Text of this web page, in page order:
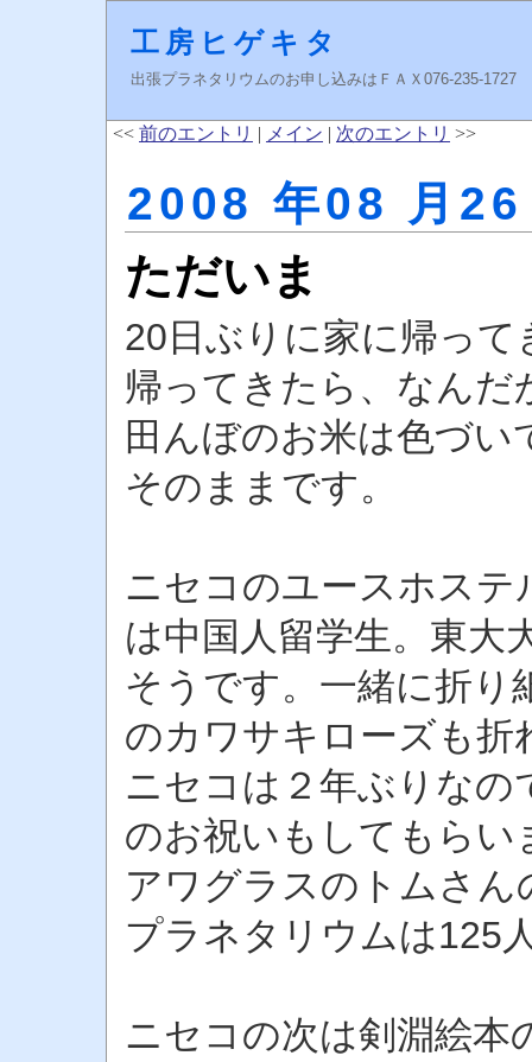
工房ヒゲキタ
出張プラネタリウムのお申し込みはＦＡＸ076-235-
<< 前のエントリ | メイン | 次のエントリ >>
2008 年08 月
ただいま
20日ぶりに家に帰って
帰ってきたら、なんだ
田んぼのお米は色づ
そのままです。
ニセコのユースホス
は中国人留学生。東大
そうです。一緒に折り
のカワサキローズも
ニセコは２年ぶりなの
のお祝いもしてもらい
アワグラスのトムさ
プラネタリウムは125
ニセコの次は剣淵絵本